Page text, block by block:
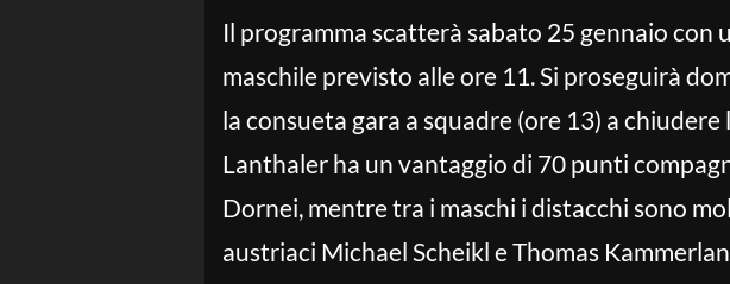
Il programma scatterà sabato 25 gennaio con
maschile previsto alle ore 11. Si proseguirà
la consueta gara a squadre (ore 13) a
Lanthaler ha un vantaggio di 70 punti
Dornei, mentre tra i maschi i distacchi sono
austriaci Michael Scheikl e Thomas